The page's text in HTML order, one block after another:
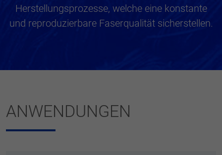
Herstellungsprozesse, welche eine konstante
und reproduzierbare Faserqualität sicherstellen.
ANWENDUNGEN